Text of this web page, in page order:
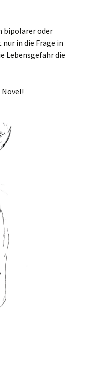
bipolarer oder
in die Frage in
Lebensgefahr die